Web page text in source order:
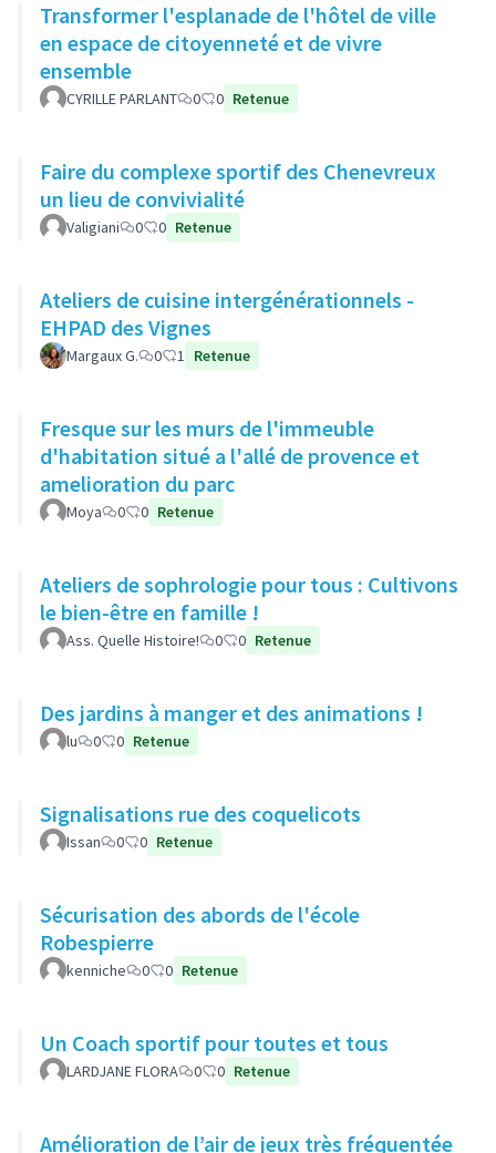
Transformer l'esplanade de l'hôtel de ville
en espace de citoyenneté et de vivre
ensemble
CYRILLE PARLANT 0 0 Retenue
Faire du complexe sportif des Chenevreux
un lieu de convivialité
Valigiani 0 0 Retenue
Ateliers de cuisine intergénérationnels -
EHPAD des Vignes
Margaux G. 0 1 Retenue
Fresque sur les murs de l'immeuble
d'habitation situé a l'allé de provence et
amelioration du parc
Moya 0 0 Retenue
Ateliers de sophrologie pour tous : Cultivons
le bien-être en famille !
Ass. Quelle Histoire! 0 0 Retenue
Des jardins à manger et des animations !
lu 0 0 Retenue
Signalisations rue des coquelicots
Issan 0 0 Retenue
Sécurisation des abords de l'école
Robespierre
kenniche 0 0 Retenue
Un Coach sportif pour toutes et tous
LARDJANE FLORA 0 0 Retenue
Amélioration de l’air de jeux très fréquentée